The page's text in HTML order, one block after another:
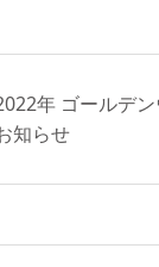
年 ゴールデ
知らせ